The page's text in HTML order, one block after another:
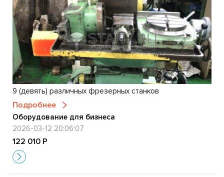
9 (девять) различных фрезерных станков
Подробнее
Оборудование для бизнеса
2026-03-12 20:06:07
122 010 Р